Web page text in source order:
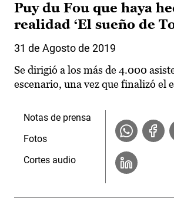
Puy du Fou que haya
realidad ‘El sueño de
31 de Agosto de 2019
Se dirigió a los más de 4.000
escenario, una vez que finalizó el
Notas de prensa
Fotos
Cortes audio